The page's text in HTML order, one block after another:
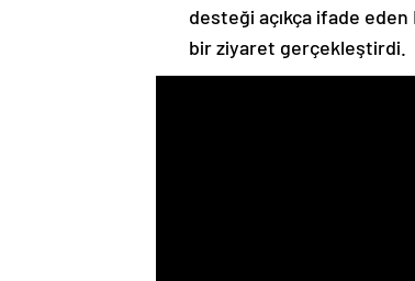
desteği açıkça ifade
bir ziyaret gerçekleştirdi.